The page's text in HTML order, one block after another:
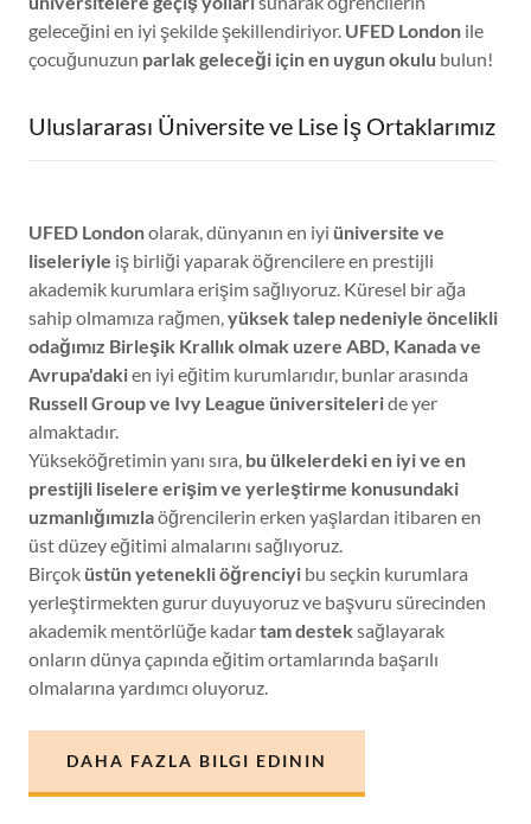
geleceğini en iyi şekilde şekillendiriyor. UFED London ile
çocuğunuzun parlak geleceği için en uygun okulu bulun!
Uluslararası Üniversite ve Lise İş Ortaklarımız
UFED Londonolarak, dünyanın en iyi üniversite ve
liseleriyle iş birliği yaparak öğrencilere en prestijli
akademik kurumlara erişim sağlıyoruz. Küresel bir ağa
sahip olmamıza rağmen,yüksek talep nedeniyle öncelikli
odağımız Birleşik Krallık olmak uzere ABD, Kanada ve
Avrupa'dakien iyi eğitim kurumlarıdır, bunlar arasında
Russell Group ve Ivy League üniversiteleride yer
almaktadır.
Yükseköğretimin yanı sıra, bu ülkelerdeki en iyi ve en
prestijli liselere erişim ve yerleştirme konusundaki
uzmanlığımızlaöğrencilerin erken yaşlardan itibaren en
üst düzey eğitimi almalarını sağlıyoruz.
Birçok üstün yetenekli öğrenciyi bu seçkin kurumlara
yerleştirmekten gurur duyuyoruz ve başvuru sürecinden
akademik mentörlüğe kadartam desteksağlayarak
onların dünya çapında eğitim ortamlarında başarılı
olmalarına yardımcı oluyoruz.
DAHA FAZLA BILGI EDININ